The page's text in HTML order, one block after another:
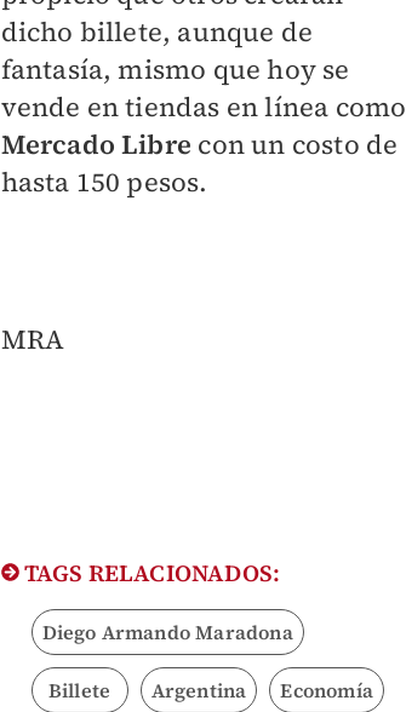
dicho billete, aunque de
fantasía, mismo que hoy se
vende en tiendas en línea como
Mercado Libre con un costo de
hasta 150 pesos.
MRA
TAGS RELACIONADOS:
Diego Armando Maradona
Billete Argentina Economía